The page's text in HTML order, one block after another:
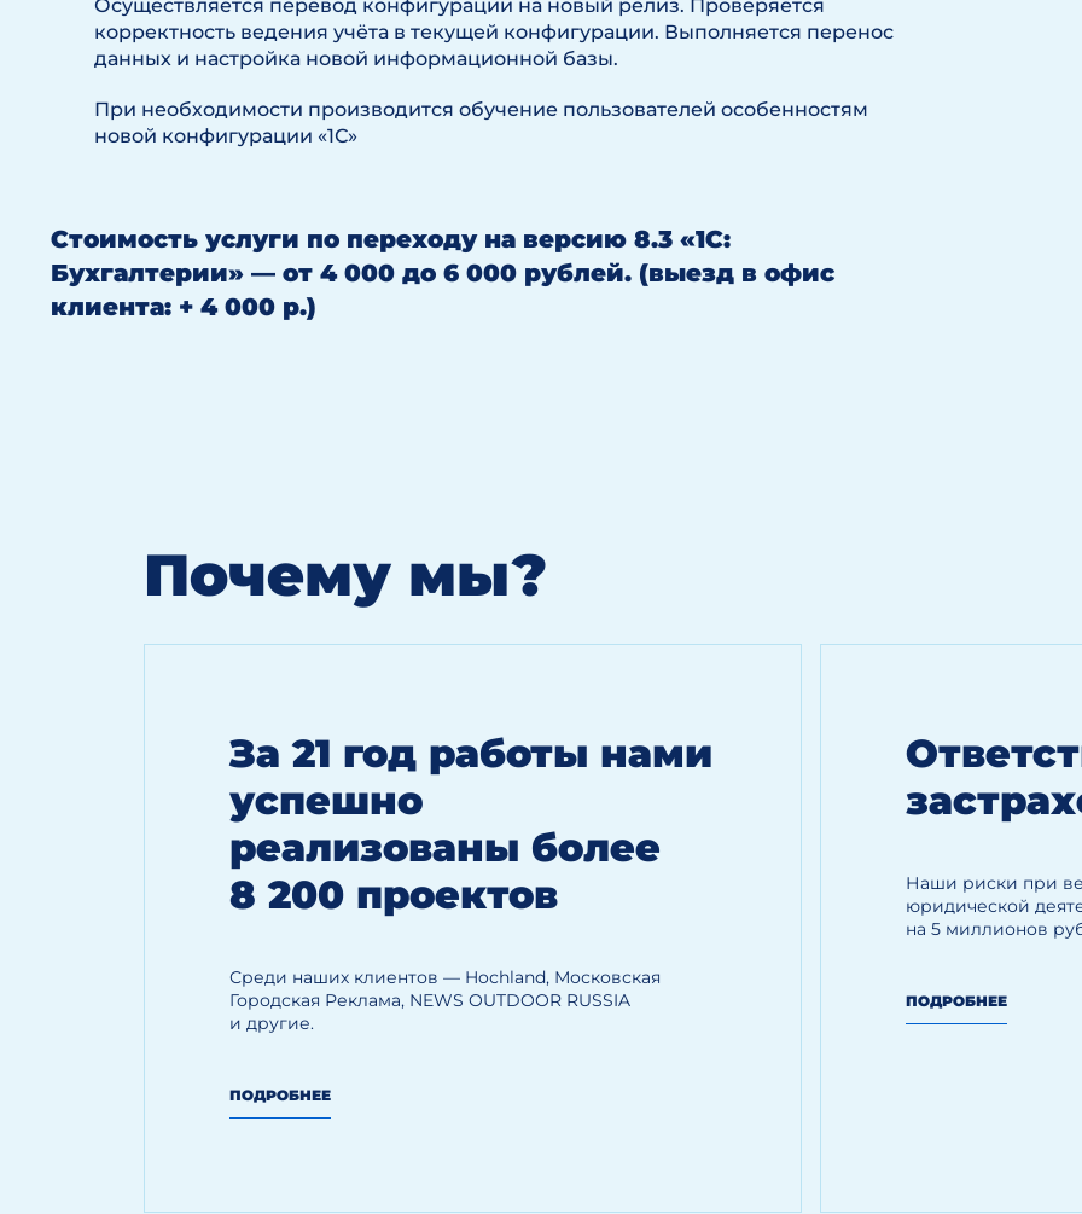
Осуществляется перевод конфигурации на новый релиз. Проверяется
корректность ведения учёта в текущей конфигурации. Выполняется перенос
данных и настройка новой информационной базы.
При необходимости производится обучение пользователей особенностям
новой конфигурации «1С»
Стоимость услуги по переходу на версию 8.3 «1С:
Бухгалтерии» — от 4 000 до 6 000 рублей. (выезд в офис
клиента: + 4 000 р.)
Почему мы?
За 21 год работы нами
успешно
реализованы более
8 200 проектов
Среди наших клиентов — Hoсhland, Московская
Городская Реклама, NEWS OUTDOOR RUSSIA
и другие.
ПОДРОБНЕЕ
Наши риски при
юридической
на 5 миллионов
ПОДРОБНЕЕ